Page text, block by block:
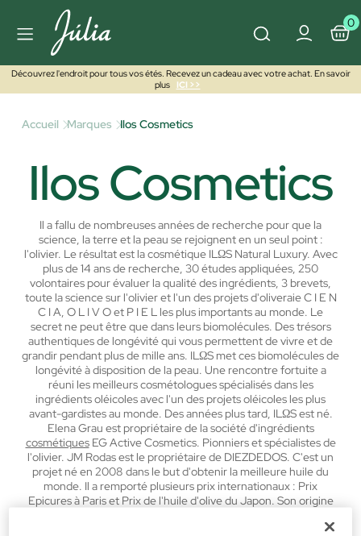
0
Découvrez l'endroit pour tous vos étés. Recevez un cadeau avec votre achat. En savoir
plus
ICI >>
Accueil Marques Ilos Cosmetics
Ilos Cosmetics
Il a fallu de nombreuses années de recherche pour que la
science, la terre et la peau se rejoignent en un seul point :
l'olivier. Le résultat est la cosmétique ILΩS Natural Luxury. Avec
plus de 14 ans de recherche, 30 études appliquées, 250
volontaires pour évaluer la qualité des ingrédients, 3 brevets,
toute la science sur l'olivier et l'un des projets d'oliveraie C I E N
C I A, O L I V O et P I E L les plus importants au monde. Le
secret ne peut être que dans leurs biomolécules. Des trésors
authentiques de longévité qui vous permettent de vivre et de
grandir pendant plus de mille ans. ILΩS met ces biomolécules de
longévité à disposition de la peau. Une rencontre fortuite a
réuni les meilleurs cosmétologues spécialisés dans les
ingrédients oléicoles avec l'un des projets oléicoles les plus
avant-gardistes au monde. Des années plus tard, ILΩS est né.
Elena Grau est propriétaire de la société d'ingrédients
cosmétiquesEG Active Cosmetics. Pionniers et spécialistes de
l'olivier. JM Rodas est le propriétaire de DIEZDEDOS. C'est un
projet né en 2008 dans le but d'obtenir la meilleure huile du
monde. Il a remporté plusieurs prix internationaux : Prix
Epicures à Paris et Prix de l'huile d'olive du Japon. Son origine
accompagne dans le conditionnement de tous nos produits.